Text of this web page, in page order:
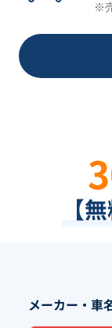
※
【
メーカー・車